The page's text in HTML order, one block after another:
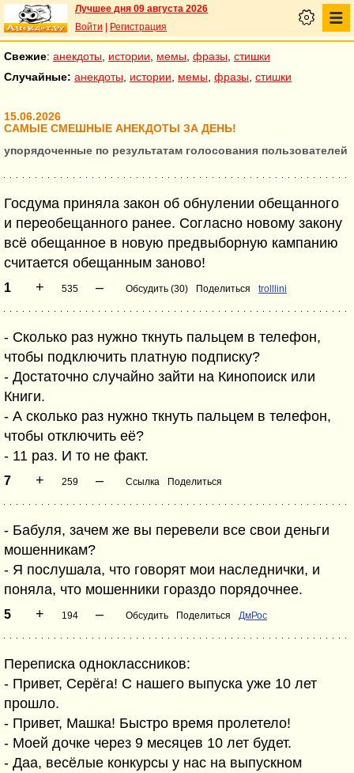
Лучшее дня 09 августа 2026
Войти
Регистрация
Свежие: анекдоты истории мемы фразы стишки
Случайные: анекдоты истории мемы фразы стишки
15.06.2026
САМЫЕ СМЕШНЫЕ АНЕКДОТЫ ЗА ДЕНЬ!
упорядоченные по результатам голосования пользователей
Госдума приняла закон об обнулении обещанного
и переобещанного ранее. Согласно новому закону
всё обещанное в новую предвыборную кампанию
считается обещанным заново!
1 + 535 – Обсудить (30) Поделиться trolllini
- Сколько раз нужно ткнуть пальцем в телефон,
чтобы подключить платную подписку?
- Достаточно случайно зайти на Кинопоиск или
Книги.
- А сколько раз нужно ткнуть пальцем в телефон,
чтобы отключить её?
- 11 раз. И то не факт.
7 + 259 – Ссылка Поделиться
- Бабуля, зачем же вы перевели все свои деньги
мошенникам?
- Я послушала, что говорят мои наследнички, и
поняла, что мошенники гораздо порядочнее.
5 + 194 – Обсудить Поделиться ДмРос
Переписка одноклассников:
- Привет, Серёга! С нашего выпуска уже 10 лет
прошло.
- Привет, Машка! Быстро время пролетело!
- Моей дочке через 9 месяцев 10 лет будет.
- Даа, весёлые конкурсы у нас на выпускном